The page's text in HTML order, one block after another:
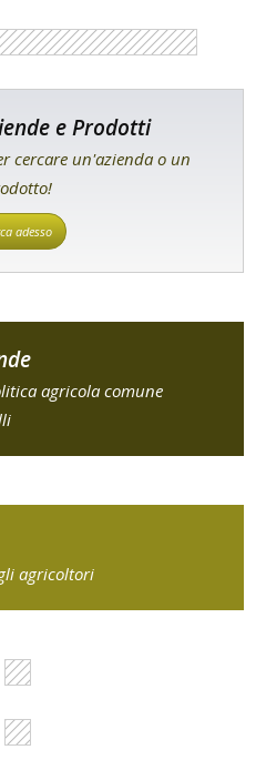
e Prodotti
cercare un'azienda o un
adesso
agricola comune
agricoltori